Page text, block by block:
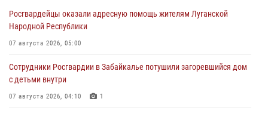
Росгвардейцы оказали адресную помощь жителям Луганской
Народной Республики
07 августа 2026, 05:00
Сотрудники Росгвардии в Забайкалье потушили загоревшийся дом
с детьми внутри
07 августа 2026, 04:10 1